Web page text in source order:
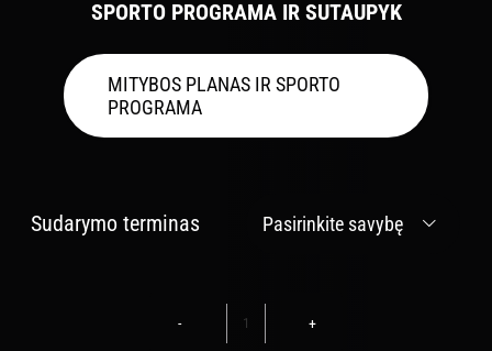
SPORTO PROGRAMA IR SUTAUPYK
MITYBOS PLANAS IR SPORTO
PROGRAMA
Sudarymo terminas 
produkto